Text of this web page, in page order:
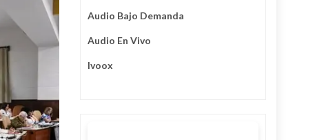
Audio Bajo Demanda
Audio En Vivo
Ivoox